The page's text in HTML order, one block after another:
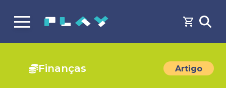
Finanças Artigo